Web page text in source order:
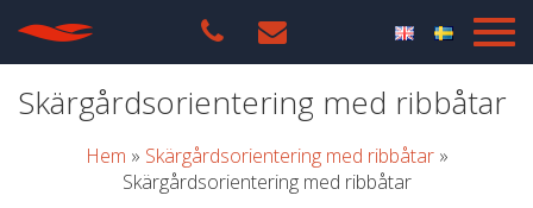
Skärgårdsorientering med ribbåtar
Hem » Skärgårdsorientering med ribbåtar»
Skärgårdsorientering med ribbåtar